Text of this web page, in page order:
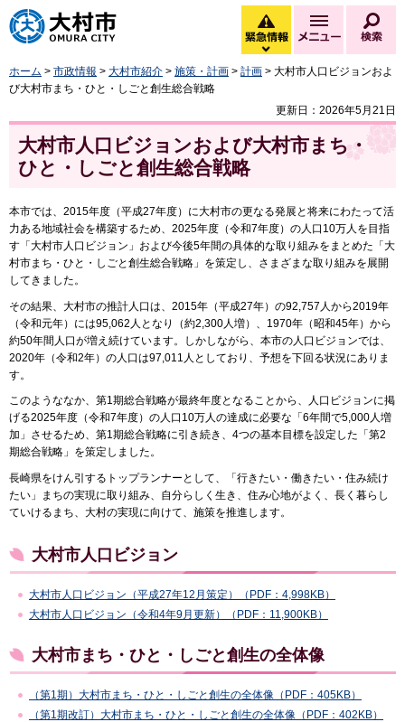
大村市
緊急情報
緊急情報を開く
メニュー
ホーム > 市政情報 > 大村市紹介 > 施策・計画 > 計画 > 大村市人口ビジョンおよ
び大村市まち・ひと・しごと創生総合戦略
更新日：2026年5月21日
大村市人口ビジョンおよび大村市まち・
ひと・しごと創生総合戦略
本市では、2015年度（平成27年度）に大村市の更なる発展と将来にわたって活
力ある地域社会を構築するため、2025年度（令和7年度）の人口10万人を目指
す「大村市人口ビジョン」および今後5年間の具体的な取り組みをまとめた「大
村市まち・ひと・しごと創生総合戦略」を策定し、さまざまな取り組みを展開
してきました。
その結果、大村市の推計人口は、2015年（平成27年）の92,757人から2019年
（令和元年）には95,062人となり（約2,300人増）、1970年（昭和45年）から
約50年間人口が増え続けています。しかしながら、本市の人口ビジョンでは、
2020年（令和2年）の人口は97,011人としており、予想を下回る状況にありま
す。
このようななか、第1期総合戦略が最終年度となることから、人口ビジョンに掲
げる2025年度（令和7年度）の人口10万人の達成に必要な「6年間で5,000人増
加」させるため、第1期総合戦略に引き続き、4つの基本目標を設定した「第2
期総合戦略」を策定しました。
長崎県をけん引するトップランナーとして、「行きたい・働きたい・住み続け
たい」まちの実現に取り組み、自分らしく生き、住み心地がよく、長く暮らし
ていけるまち、大村の実現に向けて、施策を推進します。
大村市人口ビジョン
大村市人口ビジョン（平成27年12月策定）（PDF：4,998KB）
大村市人口ビジョン（令和4年9月更新）（PDF：11,900KB）
大村市まち・ひと・しごと創生の全体像
（第1期）大村市まち・ひと・しごと創生の全体像（PDF：405KB）
（第1期改訂）大村市まち・ひと・しごと創生の全体像（PDF：402KB）